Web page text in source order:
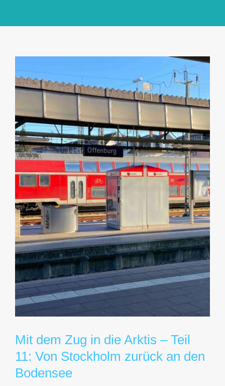
Über mich
Kontakt
Mit dem Zug in die Arktis – Teil
11: Von Stockholm zurück an den
Bodensee